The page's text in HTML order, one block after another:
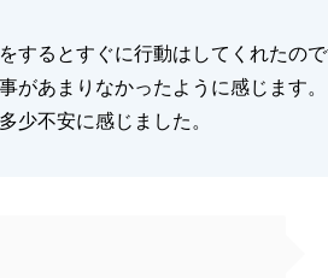
するとすぐに行動はしてくれたの
があまりなかったように感じます。
少不安に感じました。